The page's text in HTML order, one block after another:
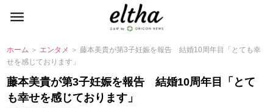
ホーム ＞ エンタメ ＞ 藤本美貴が第3子妊娠を報告 結婚10周年目「とても幸
せを感じております」
藤本美貴が第3子妊娠を報告 結婚10周年目「とて
も幸せを感じております」